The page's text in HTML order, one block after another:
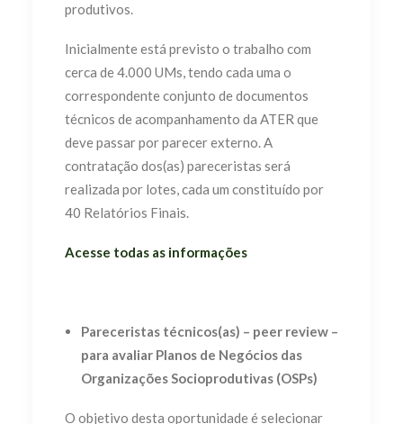
produtivos.
Inicialmente está previsto o trabalho com
cerca de 4.000 UMs, tendo cada uma o
correspondente conjunto de documentos
técnicos de acompanhamento da ATER que
deve passar por parecer externo. A
contratação dos(as) pareceristas será
realizada por lotes, cada um constituído por
40 Relatórios Finais.
Acesse todas as informações
Pareceristas técnicos(as) – peer review –
para avaliar Planos de Negócios das
Organizações Socioprodutivas (OSPs)
O objetivo desta oportunidade é selecionar